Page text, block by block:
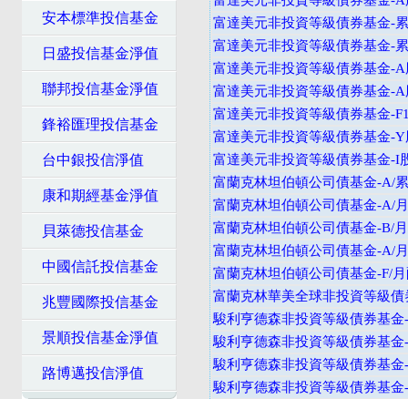
安本標準投信基金
日盛投信基金淨值
聯邦投信基金淨值
鋒裕匯理投信基金
台中銀投信淨值
康和期經基金淨值
貝萊德投信基金
中國信託投信基金
兆豐國際投信基金
景順投信基金淨值
路博邁投信淨值
富達美元非投資等級債券基金-
富達美元非投資等級債券基金-
富達美元非投資等級債券基金-
富達美元非投資等級債券基金-
富達美元非投資等級債券基金-
富達美元非投資等級債券基金-
富達美元非投資等級債券基金-I
富蘭克林坦伯頓公司債基金-A/
富蘭克林坦伯頓公司債基金-A/
富蘭克林坦伯頓公司債基金-B/
富蘭克林坦伯頓公司債基金-A/
富蘭克林坦伯頓公司債基金-F/
富蘭克林華美全球非投資等級
駿利亨德森非投資等級債券基
駿利亨德森非投資等級債券基
駿利亨德森非投資等級債券基
駿利亨德森非投資等級債券基